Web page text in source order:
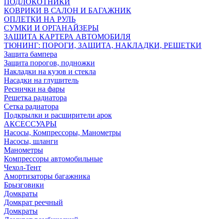
ПОДЛОКОТНИКИ
КОВРИКИ В САЛОН И БАГАЖНИК
ОПЛЕТКИ НА РУЛЬ
СУМКИ И ОРГАНАЙЗЕРЫ
ЗАЩИТА КАРТЕРА АВТОМОБИЛЯ
ТЮНИНГ: ПОРОГИ, ЗАЩИТА, НАКЛАДКИ, РЕШЕТКИ
Защита бампера
Защита порогов, подножки
Накладки на кузов и стекла
Насадки на глушитель
Реснички на фары
Решетка радиатора
Сетка радиатора
Подкрылки и расширители арок
АКСЕССУАРЫ
Насосы, Компрессоры, Манометры
Насосы, шланги
Манометры
Компрессоры автомобильные
Чехол-Тент
Амортизаторы багажника
Брызговики
Домкраты
Домкрат реечный
Домкраты